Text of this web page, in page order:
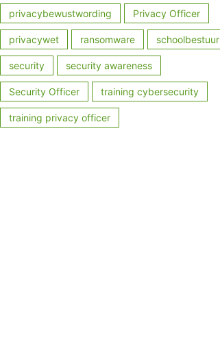
privacybewustwording Privacy Officer
privacywet ransomware schoolbestuur
security security awareness
Security Officer training cybersecurity
training privacy officer